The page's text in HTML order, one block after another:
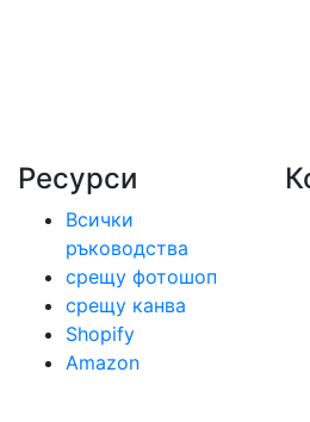
Ресурси
Всички
ръководства
срещу фотошоп
срещу канва
Shopify
Amazon